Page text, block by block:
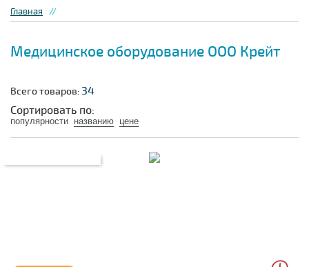
Главная
Медицинское оборудование ООО Крейт
Всего товаров:34
Сортировать по:
популярности названию цене